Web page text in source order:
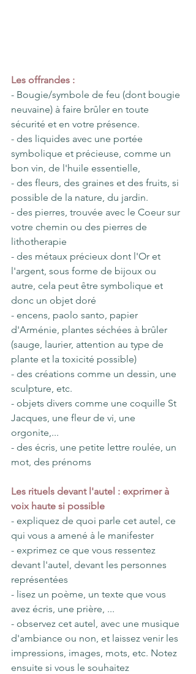
Les offrandes :
- Bougie/symbole de feu (dont bougie
neuvaine) à faire brûler en toute
sécurité et en votre présence.
- des liquides avec une portée
symbolique et précieuse, comme un
bon vin, de l'huile essentielle,
- des fleurs, des graines et des fruits, si
possible de la nature, du jardin.
- des pierres, trouvée avec le Coeur sur
votre chemin ou des pierres de
lithotherapie
- des métaux précieux dont l'Or et
l'argent, sous forme de bijoux ou
autre, cela peut être symbolique et
donc un objet doré
- encens, paolo santo, papier
d'Arménie, plantes séchées à brûler
(sauge, laurier, attention au type de
plante et la toxicité possible)
- des créations comme un dessin, une
sculpture, etc.
- objets divers comme une coquille St
Jacques, une fleur de vi, une
orgonite,...
- des écris, une petite lettre roulée, un
mot, des prénoms
Les rituels devant l'autel : exprimer à
voix haute si possible
- expliquez de quoi parle cet autel, ce
qui vous a amené à le manifester
- exprimez ce que vous ressentez
devant l'autel, devant les personnes
représentées
- lisez un poème, un texte que vous
avez écris, une prière, ...
- observez cet autel, avec une musique
d'ambiance ou non, et laissez venir les
impressions, images, mots, etc. Notez
ensuite si vous le souhaitez